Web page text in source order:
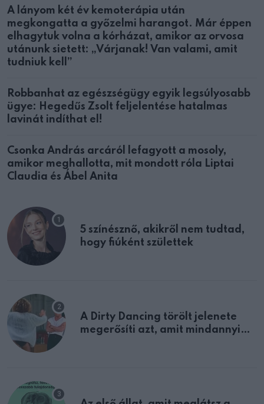
A lányom két év kemoterápia után
megkongatta a győzelmi harangot. Már éppen
elhagytuk volna a kórházat, amikor az orvosa
utánunk sietett: „Várjanak! Van valami, amit
tudniuk kell”
Robbanhat az egészségügy egyik legsúlyosabb
ügye: Hegedűs Zsolt feljelentése hatalmas
lavinát indíthat el!
Csonka András arcáról lefagyott a mosoly,
amikor meghallotta, mit mondott róla Liptai
Claudia és Ábel Anita
5 színésznő, akikről nem tudtad,
hogy fiúként születtek
A Dirty Dancing törölt jelenete
megerősíti azt, amit mindannyian